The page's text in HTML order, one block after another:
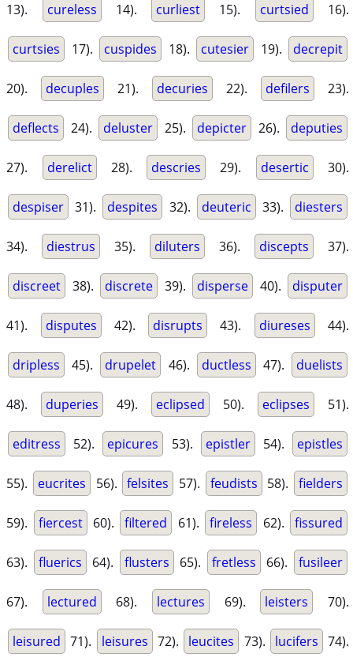
13). cureless 14). curliest 15). curtsied 16).
curtsies 17). cuspides 18). cutesier 19). decrepit
20). decuples 21). decuries 22). defilers 23).
deflects 24). deluster 25). depicter 26). deputies
27). derelict 28). descries 29). desertic 30).
despiser 31). despites 32). deuteric 33). diesters
34). diestrus 35). diluters 36). discepts 37).
discreet 38). discrete 39). disperse 40). disputer
41). disputes 42). disrupts 43). diureses 44).
dripless 45). drupelet 46). ductless 47). duelists
48). duperies 49). eclipsed 50). eclipses 51).
editress 52). epicures 53). epistler 54). epistles
55). eucrites 56). felsites 57). feudists 58). fielders
59). fiercest 60). filtered 61). fireless 62). fissured
63). fluerics 64). flusters 65). fretless 66). fusileer
67). lectured 68). lectures 69). leisters 70).
leisured 71). leisures 72). leucites 73). lucifers 74).